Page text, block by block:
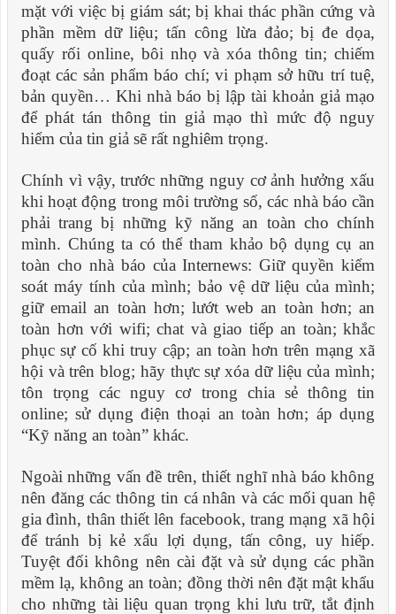
mặt với việc bị giám sát; bị khai thác phần cứng và
phần mềm dữ liệu; tấn công lừa đảo; bị đe dọa,
quấy rối online, bôi nhọ và xóa thông tin; chiếm
đoạt các sản phẩm báo chí; vi phạm sở hữu trí tuệ,
bản quyền… Khi nhà báo bị lập tài khoản giả mạo
để phát tán thông tin giả mạo thì mức độ nguy
hiểm của tin giả sẽ rất nghiêm trọng.
Chính vì vậy, trước những nguy cơ ảnh hưởng xấu
khi hoạt động trong môi trường số, các nhà báo cần
phải trang bị những kỹ năng an toàn cho chính
mình. Chúng ta có thể tham khảo bộ dụng cụ an
toàn cho nhà báo của Internews: Giữ quyền kiểm
soát máy tính của mình; bảo vệ dữ liệu của mình;
giữ email an toàn hơn; lướt web an toàn hơn; an
toàn hơn với wifi; chat và giao tiếp an toàn; khắc
phục sự cố khi truy cập; an toàn hơn trên mạng xã
hội và trên blog; hãy thực sự xóa dữ liệu của mình;
tôn trọng các nguy cơ trong chia sẻ thông tin
online; sử dụng điện thoại an toàn hơn; áp dụng
“Kỹ năng an toàn” khác.
Ngoài những vấn đề trên, thiết nghĩ nhà báo không
nên đăng các thông tin cá nhân và các mối quan hệ
gia đình, thân thiết lên facebook, trang mạng xã hội
để tránh bị kẻ xấu lợi dụng, tấn công, uy hiếp.
Tuyệt đối không nên cài đặt và sử dụng các phần
mềm lạ, không an toàn; đồng thời nên đặt mật khẩu
cho những tài liệu quan trọng khi lưu trữ, tắt định